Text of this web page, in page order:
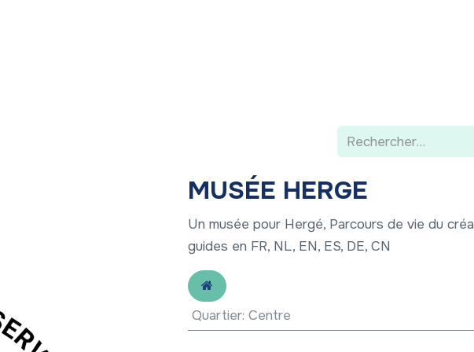
Parcours
MUSÉE HERGE
Un musée pour Hergé, Parcours de vie du
guides en FR, NL, EN, ES, DE, CN
Quartier: Centre